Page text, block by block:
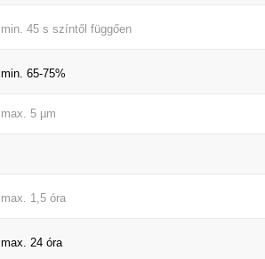
min. 45 s színtől függően
min. 65-75%
max. 5 µm
max. 1,5 óra
max. 24 óra